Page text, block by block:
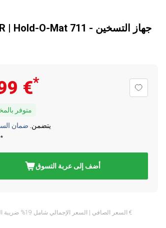
HUGENTOBLER | Hold-O-Mat 711 - جهاز التسخين
‏4,299.99 €*
متوفر
يتضمن. ضمان
أضف إلى عربة التسوق
* السعر الصافي | السعر الإجمالي شامل 19% ضريبة القيمة المضافة: ‏5,116.99 €